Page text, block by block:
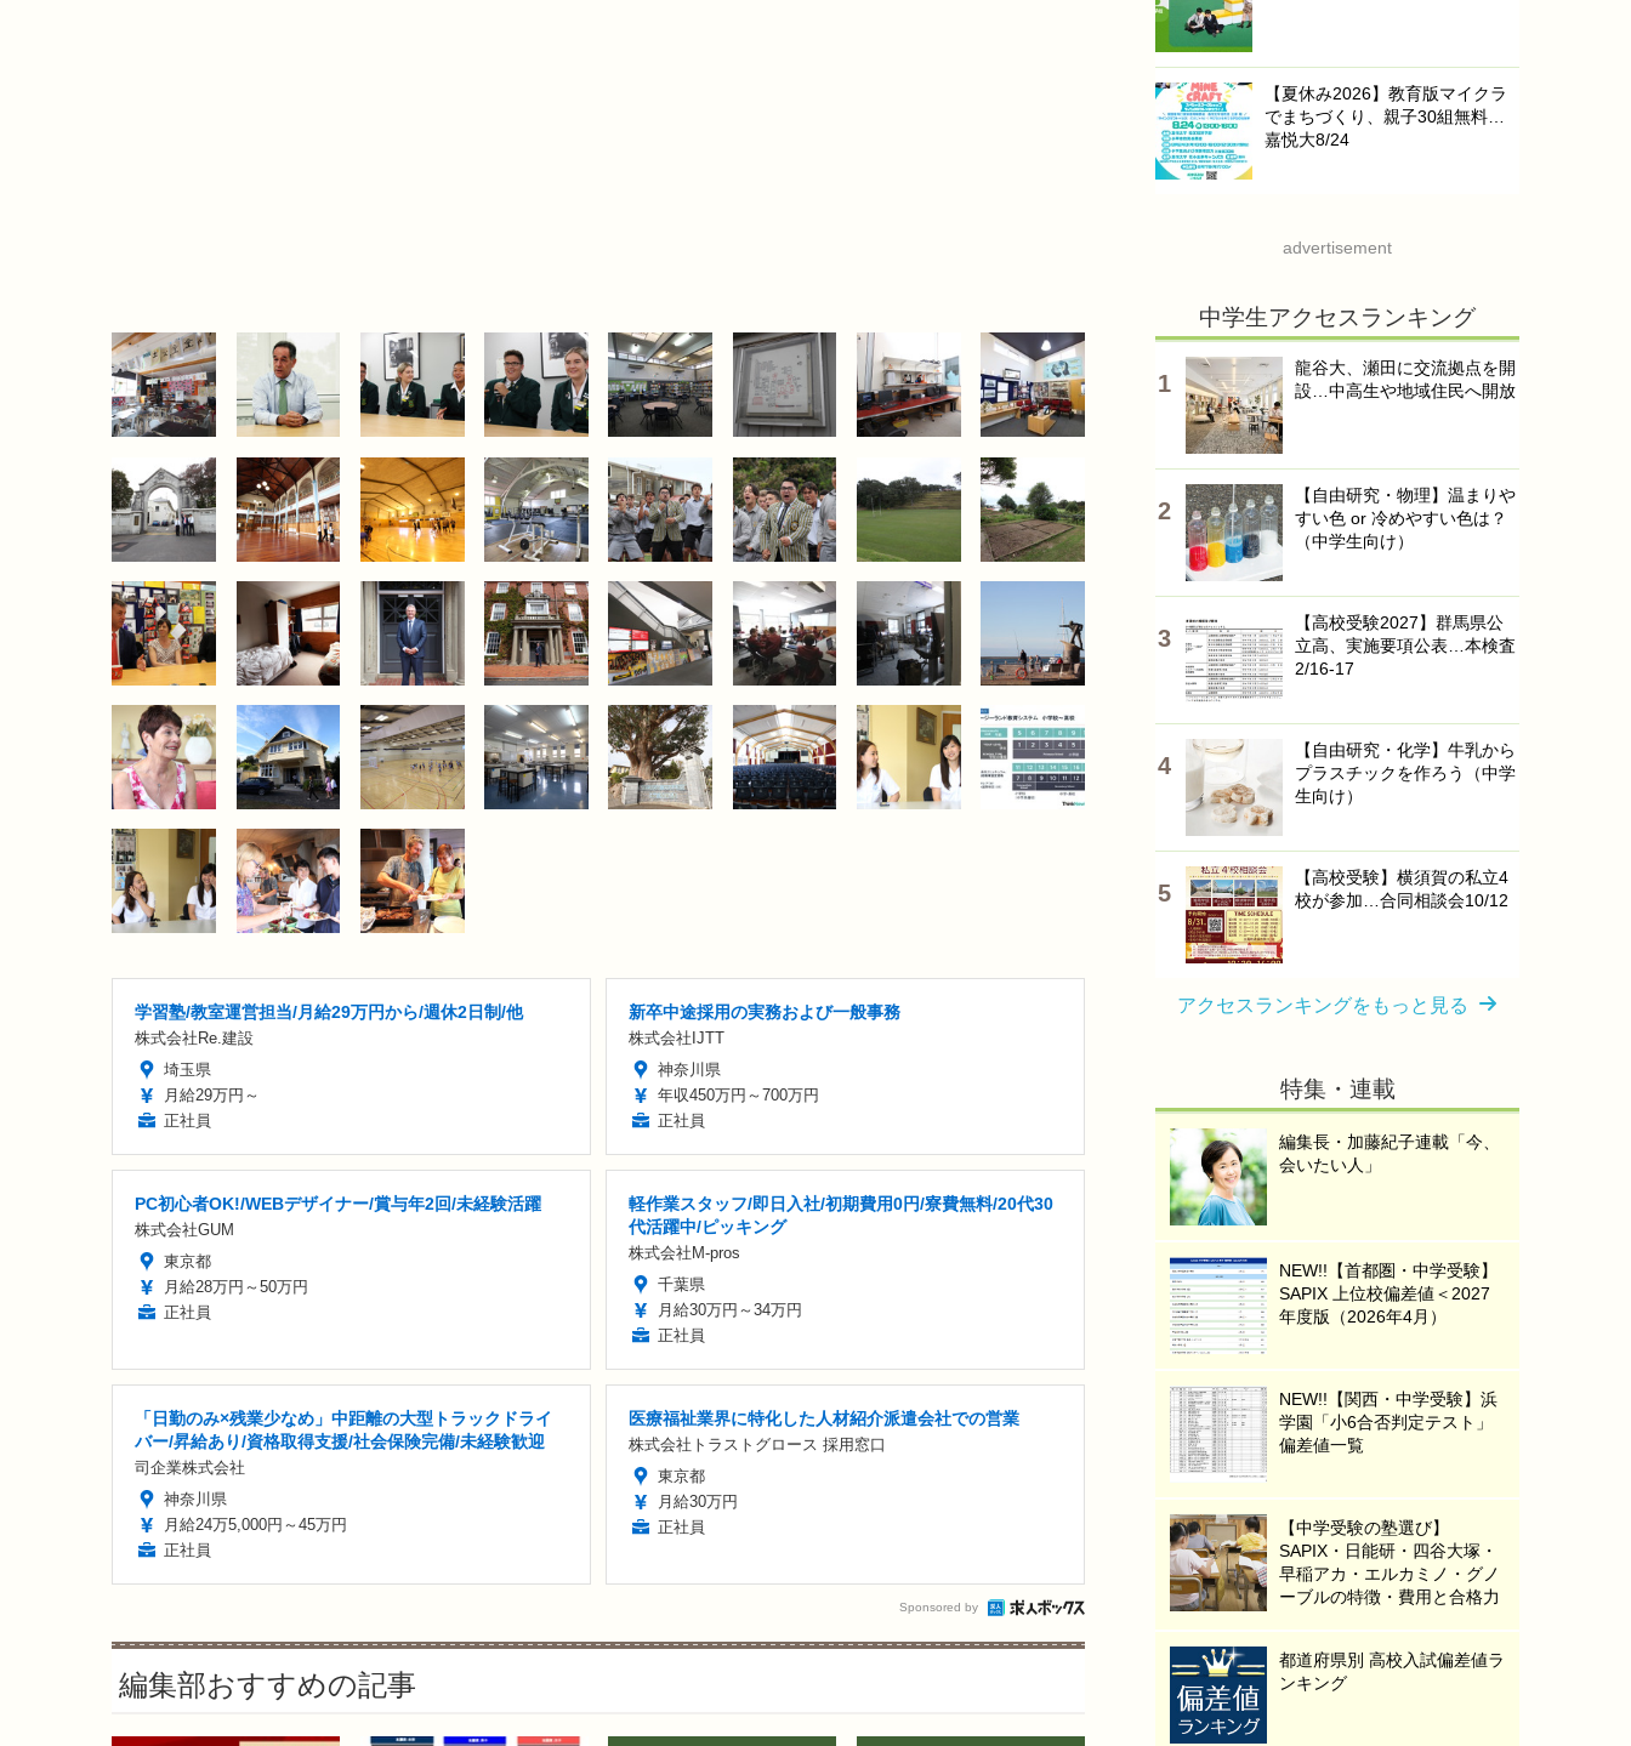
学習塾/教室運営担当/月給29万円から/週休2日制/他
株式会社Re.建設
埼玉県
月給29万円～
正社員
新卒中途採用の実務および一般事務
株式会社IJTT
神奈川県
年収450万円～700万円
正社員
PC初心者OK!/WEBデザイナー/賞与年2回/未経験活躍
株式会社GUM
東京都
月給28万円～50万円
正社員
軽作業スタッフ/即日入社/初期費用0円/寮費無料/20代30
代活躍中/ピッキング
株式会社M-pros
千葉県
月給30万円～34万円
正社員
「日勤のみ×残業少なめ」中距離の大型トラックドライ
バー/昇給あり/資格取得支援/社会保険完備/未経験歓迎
司企業株式会社
神奈川県
月給24万5,000円～45万円
正社員
医療福祉業界に特化した人材紹介派遣会社での営業
株式会社トラストグロース 採用窓口
東京都
月給30万円
正社員
Sponsored by
編集部おすすめの記事
【夏休み2026】教育版マイクラ
でまちづくり、親子30組無料…
嘉悦大8/24
advertisement
中学生アクセスランキング
龍谷大、瀬田に交流拠点を開
設…中高生や地域住民へ開放
【自由研究・物理】温まりや
すい色 or 冷めやすい色は？
（中学生向け）
【高校受験2027】群馬県公
立高、実施要項公表…本検査
2/16-17
【自由研究・化学】牛乳から
プラスチックを作ろう（中学
生向け）
【高校受験】横須賀の私立4
校が参加…合同相談会10/12
アクセスランキングをもっと見る
特集・連載
編集長・加藤紀子連載「今、
会いたい人」
NEW!!【首都圏・中学受験】
SAPIX 上位校偏差値＜2027
年度版（2026年4月）
NEW!!【関西・中学受験】浜
学園「小6合否判定テスト」
偏差値一覧
【中学受験の塾選び】
SAPIX・日能研・四谷大塚・
早稲アカ・エルカミノ・グノ
ーブルの特徴・費用と合格力
都道府県別 高校入試偏差値ラ
ンキング